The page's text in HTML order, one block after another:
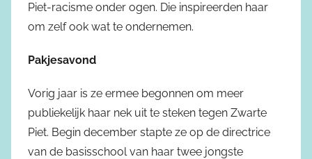
Piet-racisme onder ogen. Die inspireerden haar
om zelf ook wat te ondernemen.
Pakjesavond
Vorig jaar is ze ermee begonnen om meer
publiekelijk haar nek uit te steken tegen Zwarte
Piet. Begin december stapte ze op de directrice
van de basisschool van haar twee jongste